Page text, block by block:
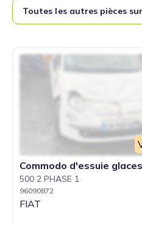
Toutes les autres pièces
Commodo d'essuie glaces
500 2 PHASE 1
96090872
FIAT